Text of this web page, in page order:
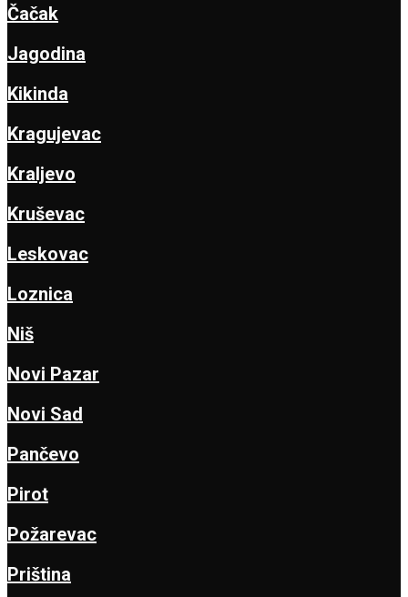
Čačak
Jagodina
Kikinda
Kragujevac
Kraljevo
Kruševac
Leskovac
Loznica
Niš
Novi Pazar
Novi Sad
Pančevo
Pirot
Požarevac
Priština